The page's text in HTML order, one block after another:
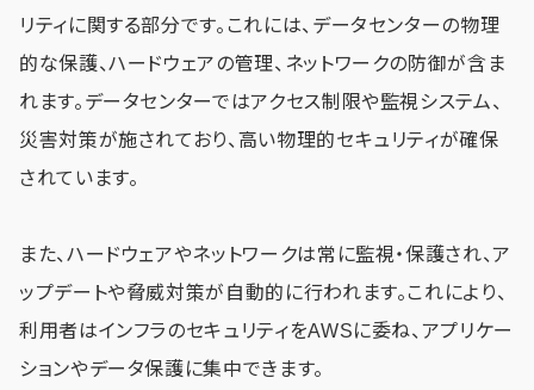
リティに関する部分です。これには、データセンターの物理
的な保護、ハードウェアの管理、ネットワークの防御が含ま
れます。データセンターではアクセス制限や監視システム、
災害対策が施されており、高い物理的セキュリティが確保
されています。
また、ハードウェアやネットワークは常に監視・保護され、ア
ップデートや脅威対策が自動的に行われます。これにより、
利用者はインフラのセキュリティをAWSに委ね、アプリケー
ションやデータ保護に集中できます。